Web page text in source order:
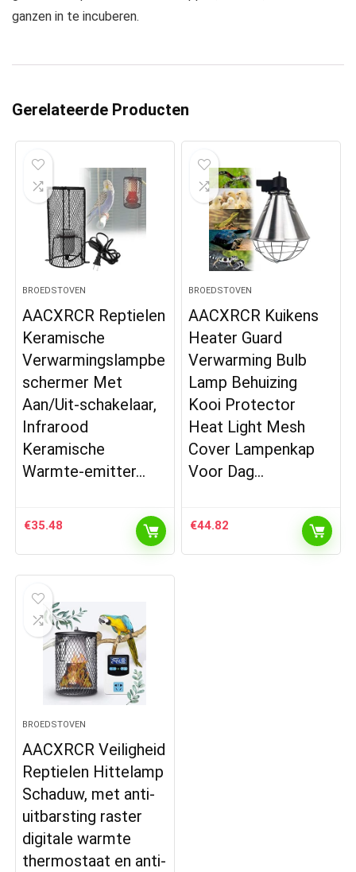
ganzen in te incuberen.
Gerelateerde Producten
BROEDSTOVEN
AACXRCR Reptielen
Keramische
Verwarmingslampbe
schermer Met
Aan/Uit-schakelaar,
Infrarood
Keramische
Warmte-emitter…
€35.48
BROEDSTOVEN
AACXRCR Kuikens
Heater Guard
Verwarming Bulb
Lamp Behuizing
Kooi Protector
Heat Light Mesh
Cover Lampenkap
Voor Dag…
€44.82
BROEDSTOVEN
AACXRCR Veiligheid
Reptielen Hittelamp
Schaduw, met anti-
uitbarsting raster
digitale warmte
thermostaat en anti-